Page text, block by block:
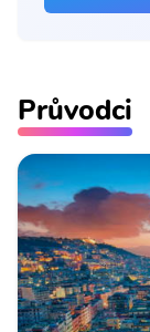
Průvodci